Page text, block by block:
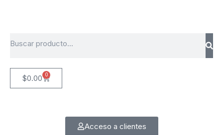
$0.00 0
Cart
Acceso a clientes